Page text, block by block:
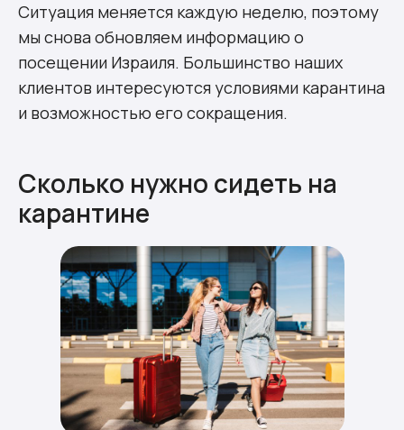
Комментарии
Ситуация меняется каждую неделю, поэтому
мы снова обновляем информацию о
посещении Израиля. Большинство наших
клиентов интересуются условиями карантина
и возможностью его сокращения.
Сколько нужно сидеть на
карантине